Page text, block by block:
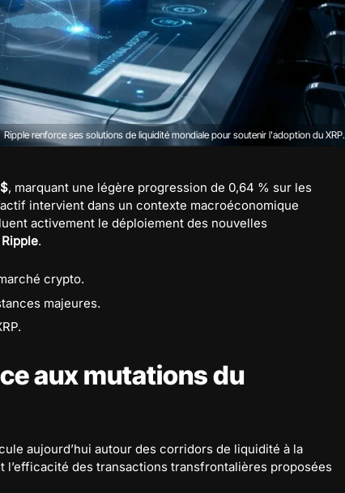
Ripple renforce ses solutions de liquidité mondiale pour soutenir l'adoption du XRP.
, marquant une légère progression de 0,64 % sur les
intervient dans un contexte macroéconomique
activement le déploiement des nouvelles
Ripple.
crypto.
majeures.
aux mutations du
aujourd’hui autour des corridors de liquidité à la
des transactions transfrontalières proposées